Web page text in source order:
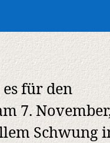
für den
7.
Schwung